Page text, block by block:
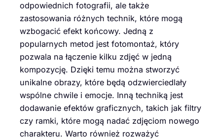
odpowiednich fotografii, ale także
zastosowania różnych technik, które mogą
wzbogacić efekt końcowy. Jedną z
popularnych metod jest fotomontaż, który
pozwala na łączenie kilku zdjęć w jedną
kompozycję. Dzięki temu można stworzyć
unikalne obrazy, które będą odzwierciedlały
wspólne chwile i emocje. Inną techniką jest
dodawanie efektów graficznych, takich jak filtry
czy ramki, które mogą nadać zdjęciom nowego
charakteru. Warto również rozważyć